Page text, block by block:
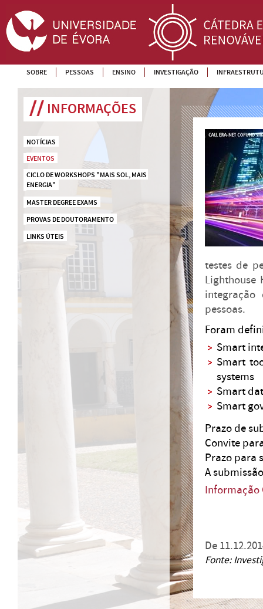
SOBRE PESSOAS ENSINO INVESTIGAÇÃO
INFORMAÇÕES
NOTÍCIAS
EVENTOS
CICLO DE WORKSHOPS "MAIS SOL, MAIS
ENERGIA"
MASTER DEGREE EXAMS
PROVAS DE DOUTORAMENTO
LINKS ÚTEIS
testes de
Lighthouse
pessoas.
Foram
Smart
Smart
systems
Smart
Smart
Prazo de
Convite
Prazo para
A
Informação
De
Fonte: